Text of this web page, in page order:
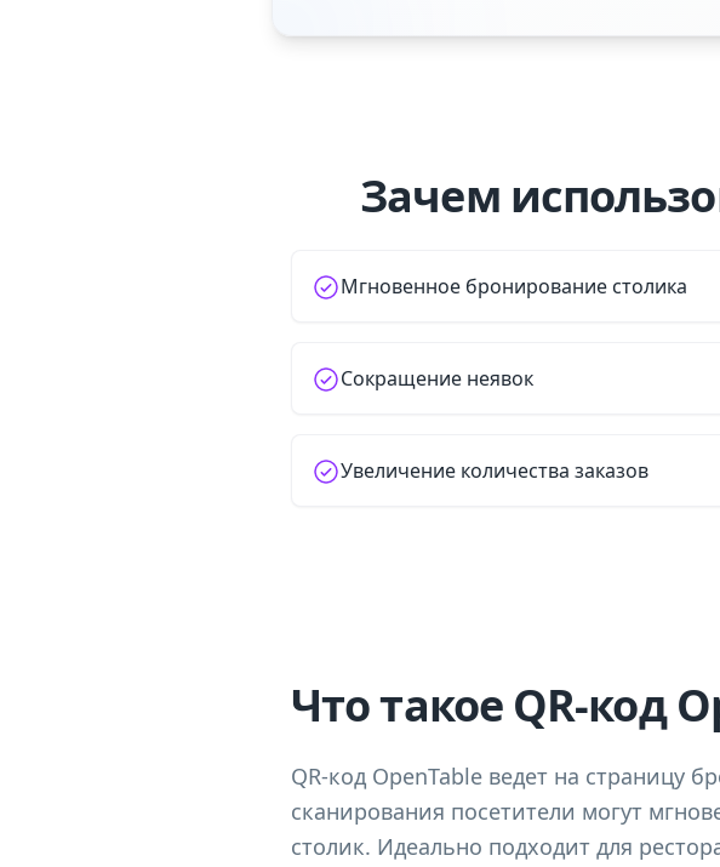
Зачем
Мгновенное бронирование столика
Сокращение неявок
Увеличение количества заказов
Что такое QR-код
QR-код OpenTable ведет на страницу
сканирования посетители могут
столик. Идеально подходит для